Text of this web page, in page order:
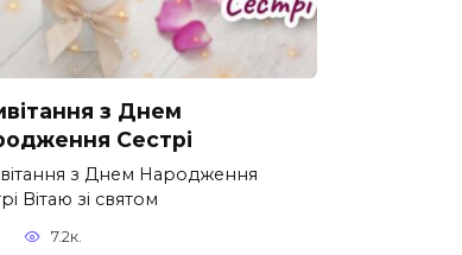
з Днем
Сестрі
з Днем Народження
Вітаю зі святом
7.2к.